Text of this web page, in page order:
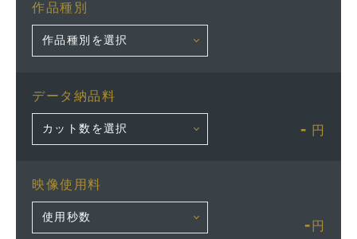
作品種別
データ納品料
- 円
映像使用料
- 円